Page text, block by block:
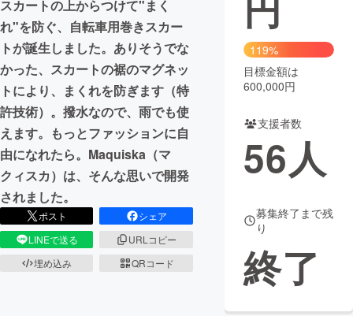
CAMPFIRE for Social Good
CAMPFIRE Creation
CAMPFIREふるさと納税machi-ya コミュニティ
スカートの上からつけて"まく
れ"を防ぐ、自転車用巻きスカー
トが誕生しました。ありそうでな
かった、スカートの裾のマグネッ
トにより、まくれを防ぎます（特
許技術）。撥水なので、雨でも使
えます。もっとファッションに自
由になれたら。Maquiska（マ
クィスカ）は、そんな思いで開発
されました。
ポスト
シェア
LINEで送る
URLコピー
埋め込み
QRコード
119%
目標金額は
600,000円
支援者数
56人
募集終了まで残
り
終了